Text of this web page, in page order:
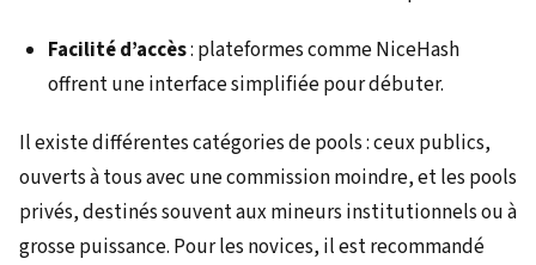
Facilité d’accès: plateformes comme NiceHash
offrent une interface simplifiée pour débuter.
Il existe différentes catégories de pools : ceux publics,
ouverts à tous avec une commission moindre, et les pools
privés, destinés souvent aux mineurs institutionnels ou à
grosse puissance. Pour les novices, il est recommandé